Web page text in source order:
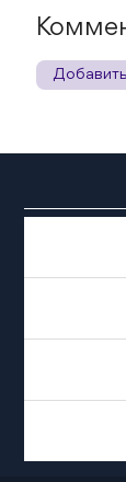
Добавить